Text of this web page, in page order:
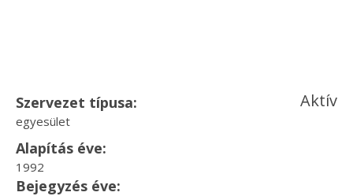
Szervezet típusa:
egyesület
Aktív
Alapítás éve:
1992
Bejegyzés éve: